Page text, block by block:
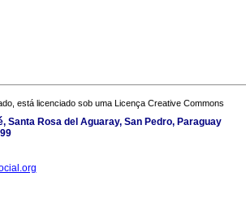
está licenciado sob uma Licença Creative Commons
Rosa del Aguaray, San Pedro, Paraguay